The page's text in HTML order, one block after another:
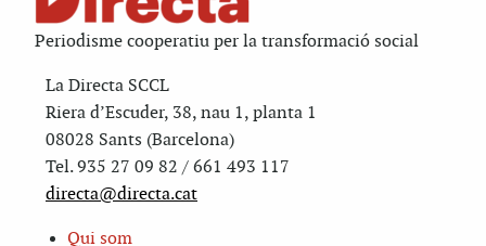
Periodisme cooperatiu per la transformació social
La Directa SCCL
Riera d’Escuder, 38, nau 1, planta 1
08028 Sants (Barcelona)
Tel. 935 27 09 82 / 661 493 117
directa@directa.cat
Qui som